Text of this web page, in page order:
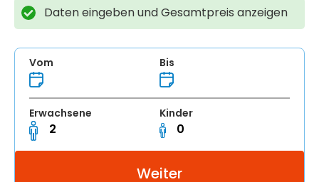
Daten eingeben und Gesamtpreis anzeigen
Vom Bis
Erwachsene Kinder